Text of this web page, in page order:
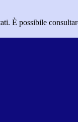
È possibile